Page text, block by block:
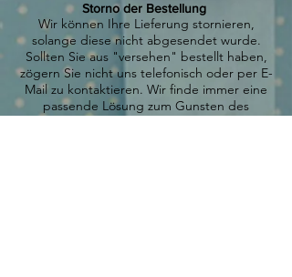
Storno der Bestellung
Wir können Ihre Lieferung stornieren,
solange diese nicht abgesendet wurde.
Sollten Sie aus "versehen" bestellt haben,
zögern Sie nicht uns telefonisch oder per E-
Mail zu kontaktieren. Wir finde immer eine
passende Lösung zum Gunsten des